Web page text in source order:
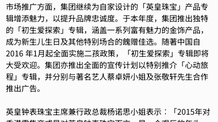
市场推广方面，集团继续为自家设计的「英皇珠宝」产品专
辑增添魅力，以提升品牌忠诚度。于本年度，集团推出独特
的「初生爱探索」专辑，涵盖一系列富有魅力的金饰产品，
成为新生儿生日及其他特别场合的餽赠佳选。随著中国自
2016 年1月起全面实施二孩政策，「初生爱探索」专辑即将
大受欢迎。集团亦推出全面的宣传计划以特别推介「心动旅
程」专辑，并分别与著名艺人蔡卓妍小姐及张敬轩先生合作
推出广告。
英皇钟表珠宝主席兼行政总裁杨诺思小姐表示︰「2015年对